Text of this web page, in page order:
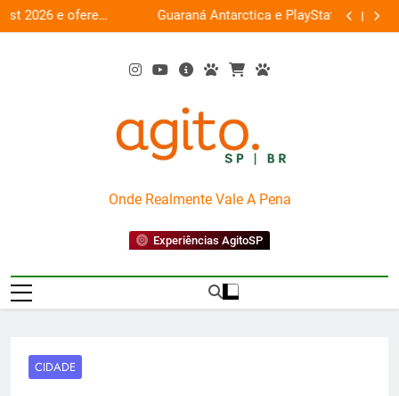
Skip
to
Guaraná Antarctica e PlayStation transformam
shopping em arena gamer gratuita
Busch
AgitoSP
Onde Realmente Vale A Pena
Experiências AgitoSP
CIDADE